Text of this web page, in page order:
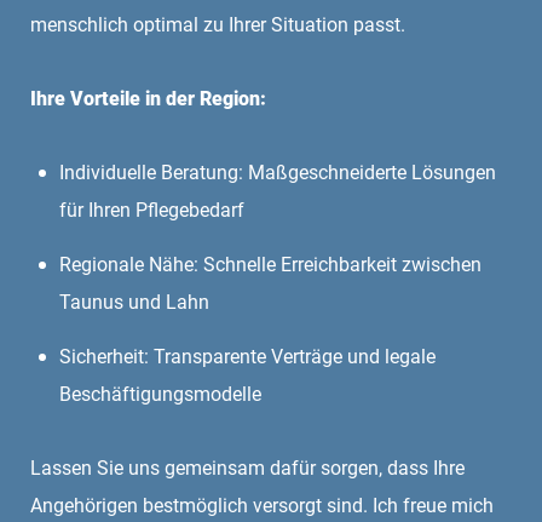
menschlich optimal zu Ihrer Situation passt.
Ihre Vorteile in der Region:
Individuelle Beratung: Maßgeschneiderte Lösungen
für Ihren Pflegebedarf
Regionale Nähe: Schnelle Erreichbarkeit zwischen
Taunus und Lahn
Sicherheit: Transparente Verträge und legale
Beschäftigungsmodelle
Lassen Sie uns gemeinsam dafür sorgen, dass Ihre
Angehörigen bestmöglich versorgt sind. Ich freue mich